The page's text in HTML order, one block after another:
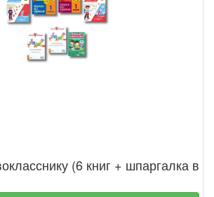
(6 книг + шпаргалка в